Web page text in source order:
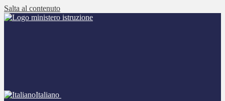
Salta al contenuto
Italiano